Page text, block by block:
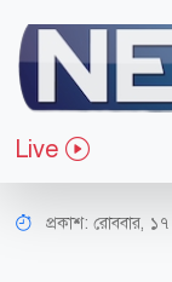
Live
আন্তর্জাতিক
হরমুজ
কাছে
প্রকাশ: রোববার,